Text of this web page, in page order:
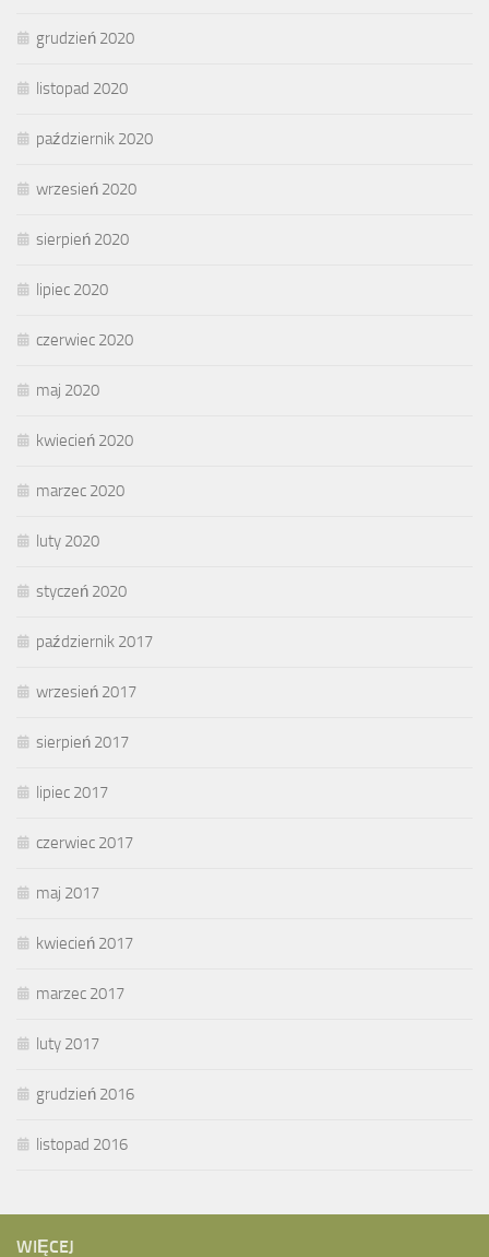
grudzień 2020
listopad 2020
październik 2020
wrzesień 2020
sierpień 2020
lipiec 2020
czerwiec 2020
maj 2020
kwiecień 2020
marzec 2020
luty 2020
styczeń 2020
październik 2017
wrzesień 2017
sierpień 2017
lipiec 2017
czerwiec 2017
maj 2017
kwiecień 2017
marzec 2017
luty 2017
grudzień 2016
listopad 2016
WIĘCEJ